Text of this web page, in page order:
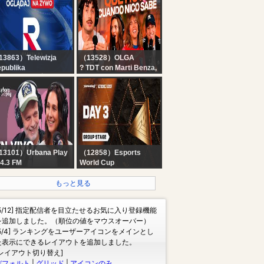
Championship - 2026
13863）Telewizja
NA ŻYWO -
Telewizja
（13528）OLGA
? TDT con Marti Benza,
Cami Jara, Juli
Manzotti, Giani
Odoguardi y Nico
Ferrero | OLGA EN
VIVO
13101）Urbana Play
FM
con Sebastián
Fábregas
（12858）Esports
World Cup
Day 3 - Group Stage
もっと見る
12] 指定配信者を目立たせるお気に入り登録機能
追加しました。（順位の値をマウスオーバー）
4] ランキングをユーザーアイコンをメインとし
表示にできるレイアウトを追加しました。
イアウト切り替え]